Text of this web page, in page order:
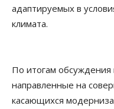
адаптируемых в
климата.
По итогам
направленные на
касающихся